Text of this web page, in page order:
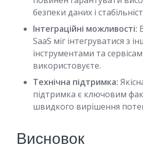
безпеки даних і
Інтеграційні можливості:
SaaS міг інтегруватися з
інструментами та
використовуєте.
Технічна підтримка:
підтримка є ключовим
швидкого вирішення
Висновок